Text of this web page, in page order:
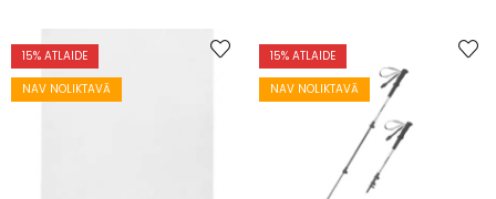
15% ATLAIDE
NAV NOLIKTAVĀ
15% ATLAIDE
NAV NOLIKTAVĀ